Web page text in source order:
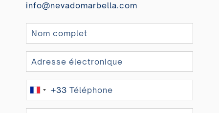
info@nevadomarbella.com
France
+33